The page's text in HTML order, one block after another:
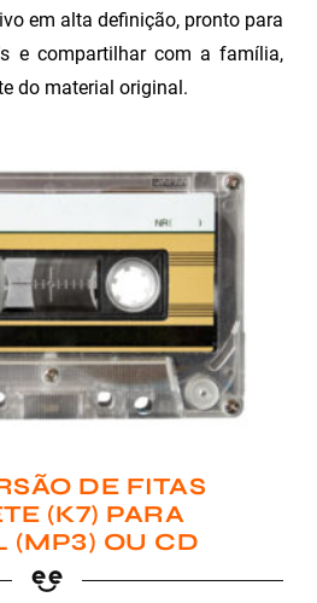
em alta definição, pronto para
e compartilhar com a família,
do material original.
DE FITAS
(K7) PARA
(MP3) OU CD